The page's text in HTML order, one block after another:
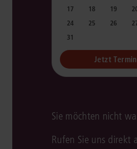
17
18 19
24
25 26
31
Jetzt
Sie möchten nicht
Rufen Sie uns direkt